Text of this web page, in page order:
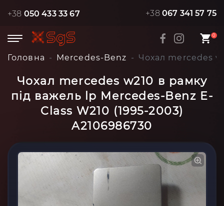
+38 050 433 33 67 +38 067 341 57 75
0
Головна Mercedes-Benz Чохал mercedes
Чохал mercedes w210 в рамку
під важель lp Mercedes-Benz E-
Class W210 (1995-2003)
A2106986730